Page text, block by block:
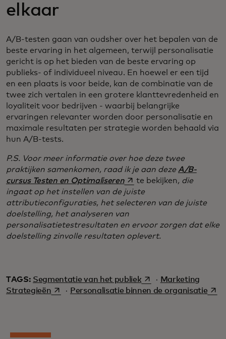
elkaar
A/B-testen gaan van oudsher over het bepalen van de
beste ervaring in het algemeen, terwijl personalisatie
gericht is op het bieden van de beste ervaring op
publieks- of individueel niveau. En hoewel er een tijd
en een plaats is voor beide, kan de combinatie van de
twee zich vertalen in een grotere klanttevredenheid en
loyaliteit voor bedrijven - waarbij belangrijke
ervaringen relevanter worden door personalisatie en
maximale resultaten per strategie worden behaald via
hun A/B-tests.
P.S. Voor meer informatie over hoe deze twee
praktijken samenkomen, raad ik je aan deze A/B-
cursus Testen en Optimaliserenopens in a new tab
te bekijken, die
ingaat op het instellen van de juiste
attributieconfiguraties, het selecteren van de juiste
doelstelling, het analyseren van
personalisatietestresultaten en ervoor zorgen dat elke
doelstelling zinvolle resultaten oplevert.
TAGS: Segmentatie van het publiekopens in a new tab
· Marketing
Strategieënopens in a new tab
· Personalisatie binnen de organisatie